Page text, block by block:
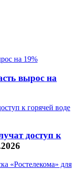
вырос на
доступ к